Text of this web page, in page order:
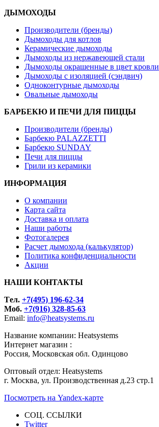
ДЫМОХОДЫ
Производители (бренды)
Дымоходы для котлов
Керамические дымоходы
Дымоходы из нержавеющей стали
Дымоходы окрашенные в цвет кровли
Дымоходы с изоляцией (сэндвич)
Одноконтурные дымоходы
Овальные дымоходы
БАРБЕКЮ И ПЕЧИ ДЛЯ ПИЦЦЫ
Производители (бренды)
Барбекю PALAZZETTI
Барбекю SUNDAY
Печи для пиццы
Грили из керамики
ИНФОРМАЦИЯ
О компании
Карта сайта
Доставка и оплата
Наши работы
Фотогалерея
Расчет дымохода (калькулятор)
Политика конфиденциальности
Акции
НАШИ КОНТАКТЫ
Tел. +7(495) 196-62-34
Моб. +7(916) 328-85-63
Email: info@heatsystems.ru
Название компании: Heatsystems
Интернет магазин :
Россия, Московская обл. Одинцово
Оптовый отдел: Heatsystems
г. Москва, ул. Производственная д.23 стр.1
Посмотреть на Yandex-карте
СОЦ. ССЫЛКИ
Twitter